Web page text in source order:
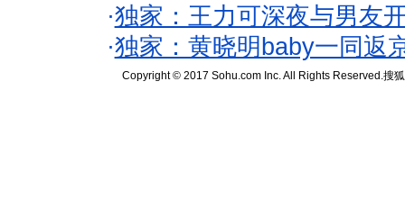
·独家：王力可深夜与男友
·独家：黄晓明baby一同返
Copyright © 2017 Sohu.com Inc. All Rights Reserved.搜